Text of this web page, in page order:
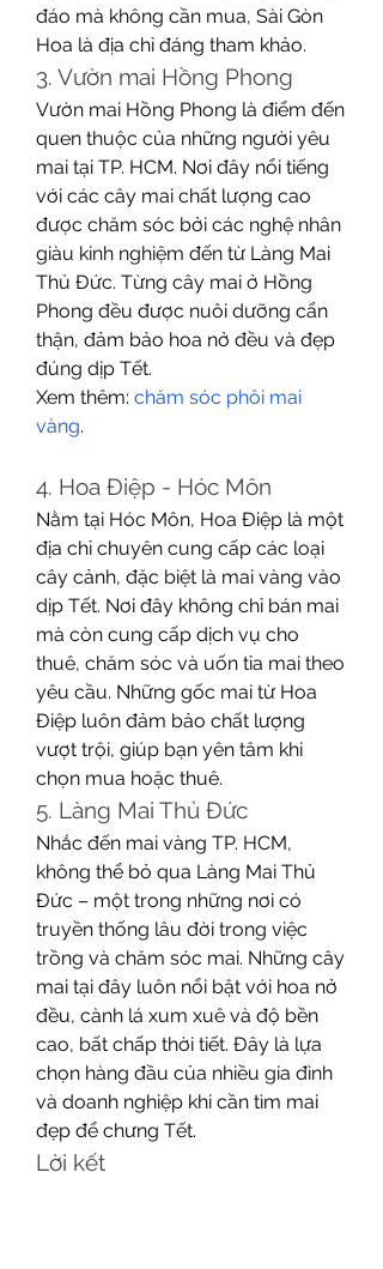
đáo mà không cần mua, Sài Gòn
Hoa là địa chỉ đáng tham khảo.
3. Vườn mai Hồng Phong
Vườn mai Hồng Phong là điểm đến
quen thuộc của những người yêu
mai tại TP. HCM. Nơi đây nổi tiếng
với các cây mai chất lượng cao
được chăm sóc bởi các nghệ nhân
giàu kinh nghiệm đến từ Làng Mai
Thủ Đức. Từng cây mai ở Hồng
Phong đều được nuôi dưỡng cẩn
thận, đảm bảo hoa nở đều và đẹp
đúng dịp Tết.
Xem thêm: chăm sóc phôi mai
vàng.
4. Hoa Điệp - Hóc Môn
Nằm tại Hóc Môn, Hoa Điệp là một
địa chỉ chuyên cung cấp các loại
cây cảnh, đặc biệt là mai vàng vào
dịp Tết. Nơi đây không chỉ bán mai
mà còn cung cấp dịch vụ cho
thuê, chăm sóc và uốn tỉa mai theo
yêu cầu. Những gốc mai từ Hoa
Điệp luôn đảm bảo chất lượng
vượt trội, giúp bạn yên tâm khi
chọn mua hoặc thuê.
5. Làng Mai Thủ Đức
Nhắc đến mai vàng TP. HCM,
không thể bỏ qua Làng Mai Thủ
Đức – một trong những nơi có
truyền thống lâu đời trong việc
trồng và chăm sóc mai. Những cây
mai tại đây luôn nổi bật với hoa nở
đều, cành lá xum xuê và độ bền
cao, bất chấp thời tiết. Đây là lựa
chọn hàng đầu của nhiều gia đình
và doanh nghiệp khi cần tìm mai
đẹp để chưng Tết.
Lời kết